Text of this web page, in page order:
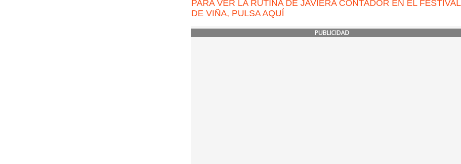
PARA VER LA RUTINA DE JAVIERA CONTADOR EN EL FESTIVAL
DE VIÑA, PULSA AQUÍ
PUBLICIDAD